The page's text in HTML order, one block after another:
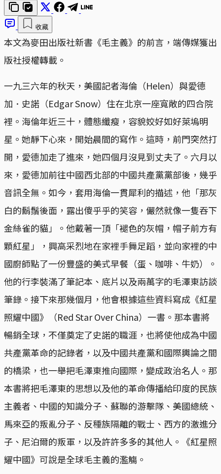
收藏
本文為麥田出版社新書《毛主義》的前言，端傳媒獲出
版社授權轉載。
一九三六年的秋天，美國記者海倫（Helen）與愛德
加．史諾（Edgar Snow）住在北京一座寬敞的四合院
裡。海倫年近三十，體態纖瘦，容貌姣好如好萊塢明
星。她靜下心來，開始晨間的寫作。這時，前門突然打
開，愛德加走了進來，她四個月沒見到丈夫了。六月以
來，愛德加前往中國西北部的中國共產黨黨部後，幾乎
音訊全無。如今，套用海倫一貫犀利的描述，他「那灰
白的鬍鬚後面，露出傻乎乎的笑容，儼然就像一隻吞下
金絲雀的貓」。他戴著一頂「褪色的灰帽，帽子前方有
顆紅星」，興高采烈地在家裡手舞足蹈，並向家裡的中
國廚師點了一份豐盛的美式早餐（蛋、咖啡、牛奶）。
他的行李裝滿了筆記本、底片以及兩萬字的毛澤東訪談
筆錄。接下來那幾個月，他會根據這些資料寫成《紅星
照耀中國》（Red Star Over China）一書。那本書將
暢銷全球，不僅奠定了史諾的職涯，也將使他成為中國
共產黨革命的記錄者，以及中國共產黨和國際輿論之間
的橋梁，也一舉把毛澤東推向國際，變成政治名人。那
本書將把毛澤東的思想以及他的革命傳播給印度的民族
主義者、中國的知識分子、蘇聯的游擊隊、美國總統、
馬來亞的叛亂分子、反種族隔離的戰士、西方的激進分
子、尼泊爾的叛軍，以及許許多多的其他人。《紅星照
耀中國》可說是全球毛主義的濫觴。